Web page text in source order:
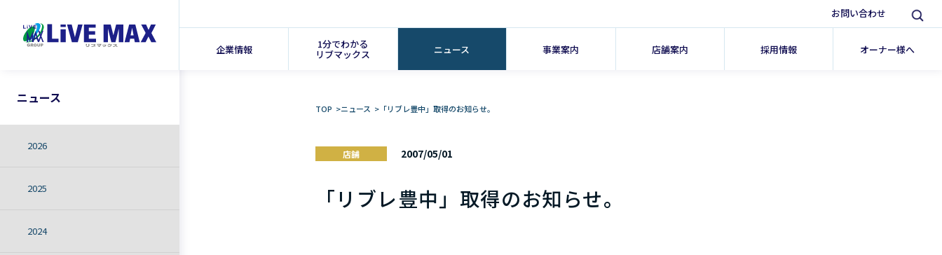
企業情報 1分でわかる
リブマックス ニュース 事業案内 店舗案内 採用情報 オーナー様へ
お問い合わせ
ニュース
2026
2025
2024
TOP >ニュース > 「リブレ豊中」取得のお知らせ。
店舗 2007/05/01
「リブレ豊中」取得のお知らせ。